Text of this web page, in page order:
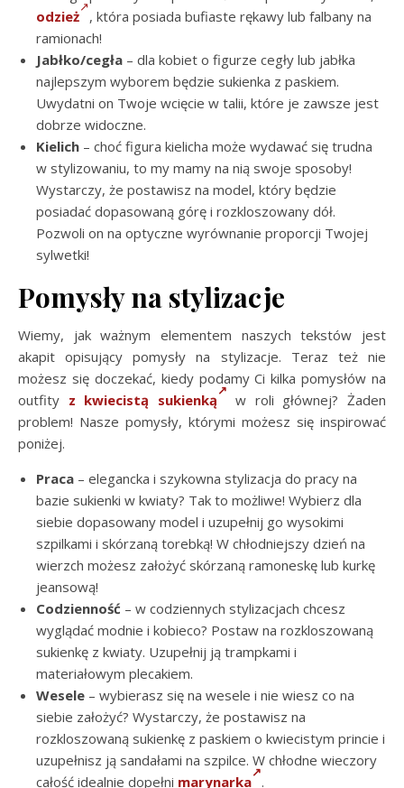
odzież , która posiada bufiaste rękawy lub falbany na
ramionach!
Jabłko/cegła – dla kobiet o figurze cegły lub jabłka
najlepszym wyborem będzie sukienka z paskiem.
Uwydatni on Twoje wcięcie w talii, które je zawsze jest
dobrze widoczne.
Kielich – choć figura kielicha może wydawać się trudna
w stylizowaniu, to my mamy na nią swoje sposoby!
Wystarczy, że postawisz na model, który będzie
posiadać dopasowaną górę i rozkloszowany dół.
Pozwoli on na optyczne wyrównanie proporcji Twojej
sylwetki!
Pomysły na stylizacje
Wiemy, jak ważnym elementem naszych tekstów jest
akapit opisujący pomysły na stylizacje. Teraz też nie
możesz się doczekać, kiedy podamy Ci kilka pomysłów na
outfity z kwiecistą sukienką
w roli głównej? Żaden
problem! Nasze pomysły, którymi możesz się inspirować
poniżej.
Praca – elegancka i szykowna stylizacja do pracy na
bazie sukienki w kwiaty? Tak to możliwe! Wybierz dla
siebie dopasowany model i uzupełnij go wysokimi
szpilkami i skórzaną torebką! W chłodniejszy dzień na
wierzch możesz założyć skórzaną ramoneskę lub kurkę
jeansową!
Codzienność – w codziennych stylizacjach chcesz
wyglądać modnie i kobieco? Postaw na rozkloszowaną
sukienkę z kwiaty. Uzupełnij ją trampkami i
materiałowym plecakiem.
Wesele – wybierasz się na wesele i nie wiesz co na
siebie założyć? Wystarczy, że postawisz na
rozkloszowaną sukienkę z paskiem o kwiecistym princie i
uzupełnisz ją sandałami na szpilce. W chłodne wieczory
całość idealnie dopełni marynarka .